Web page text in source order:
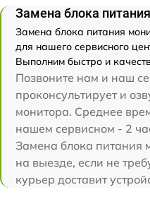
Замена блока
Замена блока питания
для нашего сервисного
Выполним быстро и
Позвоните нам и наш
проконсультирует и
монитора. Среднее
нашем сервисном - 2
Замена блока питания
на выезде, если не
курьер доставит